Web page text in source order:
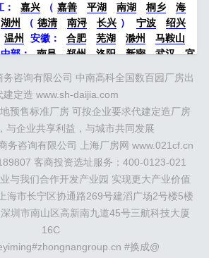
： 嘉兴 （ 嘉善 平湖 南湖 桐乡
海
湖州 （ 德清 南浔 长兴 ） 宁波
绍兴
温州 安徽： 合肥 芜湖 滁州
马鞍山
部： 南昌 郑州 洛阳 新密 武汉
宜
廊坊 （ 固安 香河 大厂 永清 三河
霸
涞水 ） 太原 晋中 沈阳
唐山 潍坊 德州 威海 烟台
青岛
江门 惠州 肇庆 中山 佛山
泉州 龙岩 西南： 昆明 南宁 华北： 沈
印尼 泰国 越南 柬埔寨
马来西
荷兰 美国 地产商： 灯塔瓴科
中南高
谷 万洋 均和 平谦迈高 咨询热线：
咨询有限公司 中南高科全国数百园厂房出
建定造 www.sh-daijia.com
预售标准厂房 可按企业要求代建定造厂房
与企业共享利益，与城市共同发展
务咨询有限公司 上海厂房网 www.021cf.cn
客商投资选址服务：400-0123-021
与我们合作开发产业园 实现更大产业价值
海市长宁区协通路269号建滔广场2号楼5楼
圳市南山区高新南九道45号三航科技大厦
16C
#换成@